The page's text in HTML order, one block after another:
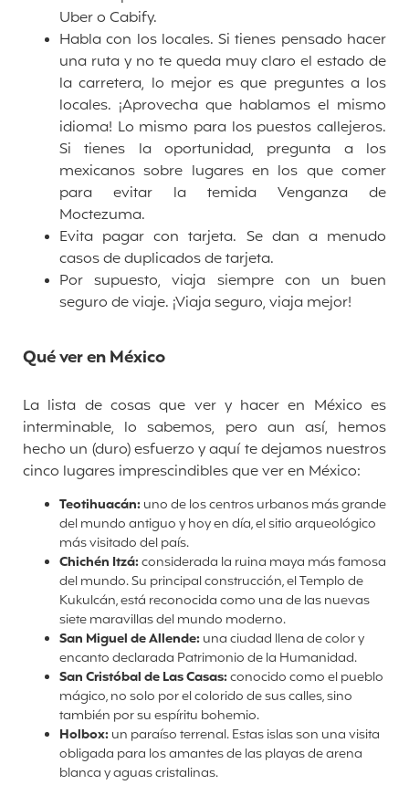
Uber o Cabify.
Habla con los locales. Si tienes pensado hacer
una ruta y no te queda muy claro el estado de
la carretera, lo mejor es que preguntes a los
locales. ¡Aprovecha que hablamos el mismo
idioma! Lo mismo para los puestos callejeros.
Si tienes la oportunidad, pregunta a los
mexicanos sobre lugares en los que comer
para evitar la temida Venganza de
Moctezuma.
Evita pagar con tarjeta. Se dan a menudo
casos de duplicados de tarjeta.
Por supuesto, viaja siempre con un buen
seguro de viaje. ¡Viaja seguro, viaja mejor!
Qué ver en México
La lista de cosas que ver y hacer en México es
interminable, lo sabemos, pero aun así, hemos
hecho un (duro) esfuerzo y aquí te dejamos nuestros
cinco lugares imprescindibles que ver en México:
Teotihuacán:uno de los centros urbanos más grande
del mundo antiguo y hoy en día, el sitio arqueológico
más visitado del país.
Chichén Itzá:considerada la ruina maya más famosa
del mundo. Su principal construcción, el Templo de
Kukulcán, está reconocida como una de las nuevas
siete maravillas del mundo moderno.
San Miguel de Allende:una ciudad llena de color y
encanto declarada Patrimonio de la Humanidad.
San Cristóbal de Las Casas:conocido como el pueblo
mágico, no solo por el colorido de sus calles, sino
también por su espíritu bohemio.
Holbox:un paraíso terrenal. Estas islas son una visita
obligada para los amantes de las playas de arena
blanca y aguas cristalinas.